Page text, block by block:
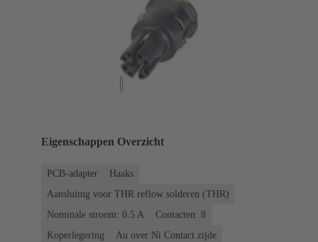
Eigenschappen Overzicht
PCB-adapter
Haaks
Aansluitng voor THR reflow solderen (THR)
Nominale stroom: ‌0.5 A
Contacten: 8
Koperlegering
Au over Ni Contact zijde